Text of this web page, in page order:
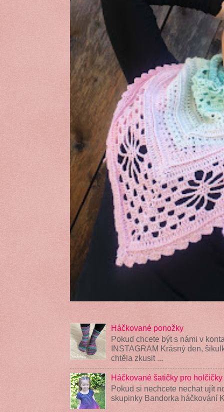
Háčkované ponožky
Pokud chcete být s námi v
INSTAGRAM Krásný den,
chtěla zkusit ...
Háčkované šatičky pro holčičky
Pokud si nechcete nechat ujít
skupinky Bandorka háčkování